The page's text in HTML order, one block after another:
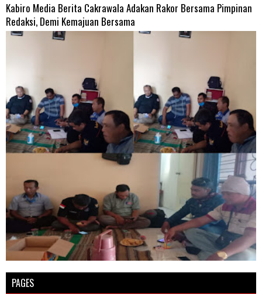
Kabiro Media Berita Cakrawala Adakan Rakor Bersama Pimpinan
Redaksi, Demi Kemajuan Bersama
PAGES